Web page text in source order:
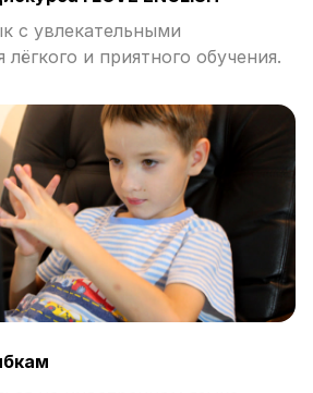
с увлекательными
и приятного обучения.